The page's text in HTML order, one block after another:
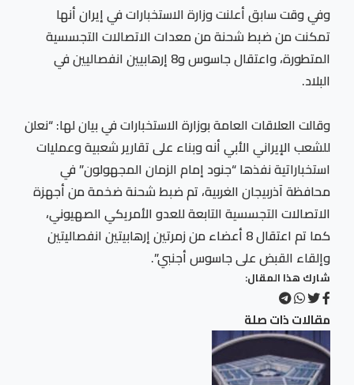
وفي وقت سابق أعلنت وزارة الاستخبارات في إيران أنها
تمكنت من ضبط شحنة من معدات الاتصالات التجسسية
المتطورة، واعتقال جاسوس و8 إرهابيين انفصاليين في
البلاد.
وقالت العلاقات العامة بوزارة الاستخبارات في بيان لها: “نعلن
للشعب الإيراني الأبي أنه وبناء على تقارير شعبية وعمليات
استخباراتية نفذها “جنود إمام الزمان المجهولون” في
محافظة آذربیجان الغربية، تم ضبط شحنة ضخمة من أجهزة
الاتصالات التجسسية التابعة للعدو الأمريكي الصهيوني،
كما تم اعتقال 8 أعضاء من زمرتين إرهابيتين انفصاليتين
وإلقاء القبض على جاسوس أجنبي”.
شارك هذا المقال:
مقالات ذات صلة